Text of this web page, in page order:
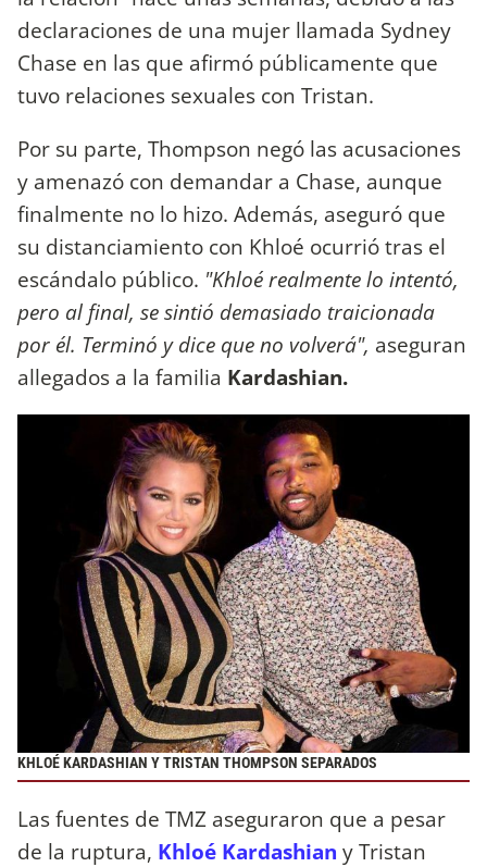
declaraciones de una mujer llamada Sydney
Chase en las que afirmó públicamente que
tuvo relaciones sexuales con Tristan.
Por su parte, Thompson negó las acusaciones
y amenazó con demandar a Chase, aunque
finalmente no lo hizo. Además, aseguró que
su distanciamiento con Khloé ocurrió tras el
escándalo público. "Khloé realmente lo intentó,
pero al final, se sintió demasiado traicionada
por él. Terminó y dice que no volverá", aseguran
allegados a la familia Kardashian.
KHLOÉ KARDASHIAN Y TRISTAN THOMPSON SEPARADOS
Las fuentes de TMZ aseguraron que a pesar
de la ruptura, Khloé Kardashian yTristan